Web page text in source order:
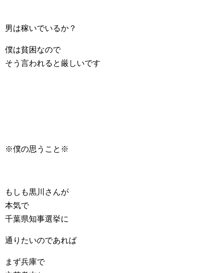
男は稼いでいるか？
僕は貧困なので
そう言われると厳しいです
※僕の思うこと※
もしも黒川さんが
本気で
千葉県知事選挙に
通りたいのであれば
まず兵庫で